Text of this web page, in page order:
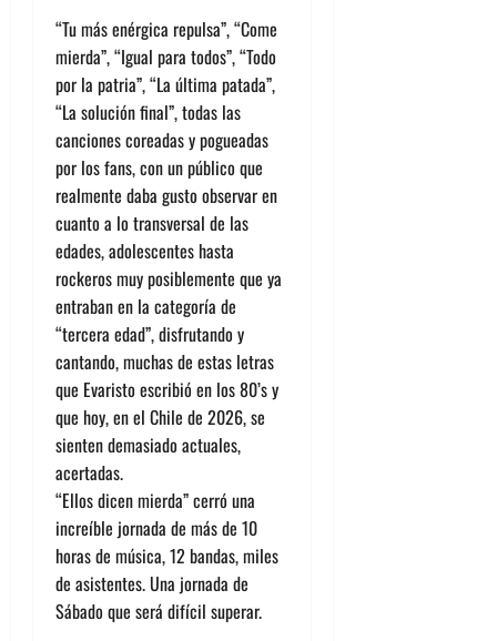
“Tu más enérgica repulsa”, “Come
mierda”, “Igual para todos”, “Todo
por la patria”, “La última patada”,
“La solución final”, todas las
canciones coreadas y pogueadas
por los fans, con un público que
realmente daba gusto observar en
cuanto a lo transversal de las
edades, adolescentes hasta
rockeros muy posiblemente que ya
entraban en la categoría de
“tercera edad”, disfrutando y
cantando, muchas de estas letras
que Evaristo escribió en los 80’s y
que hoy, en el Chile de 2026, se
sienten demasiado actuales,
acertadas.
“Ellos dicen mierda” cerró una
increíble jornada de más de 10
horas de música, 12 bandas, miles
de asistentes. Una jornada de
Sábado que será difícil superar.